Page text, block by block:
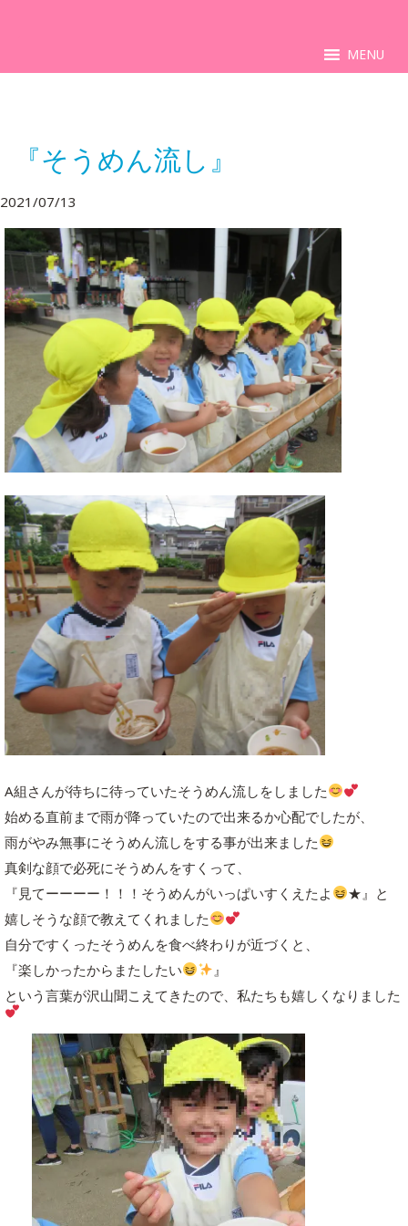
MENU
『そうめん流し』
2021/07/13
A組さんが待ちに待っていたそうめん流しをしました
始める直前まで雨が降っていたので出来るか心配でしたが、
雨がやみ無事にそうめん流しをする事が出来ました
真剣な顔で必死にそうめんをすくって、
『見てーーーー！！！そうめんがいっぱいすくえたよ
★』と
嬉しそうな顔で教えてくれました
自分ですくったそうめんを食べ終わりが近づくと、
『楽しかったからまたしたい
』
という言葉が沢山聞こえてきたので、私たちも嬉しくなりました